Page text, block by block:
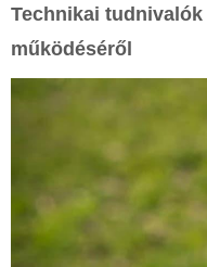
Technikai
működéséről